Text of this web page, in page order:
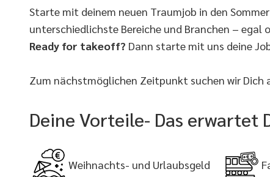
Starte mit deinem neuen Traumjob in den
unterschiedlichste Bereiche und Branchen – egal
Ready for takeoff? Dann starte mit uns deine
Zum nächstmöglichen Zeitpunkt suchen wir
Deine Vorteile- Das
Weihnachts- und Urlaubsgeld